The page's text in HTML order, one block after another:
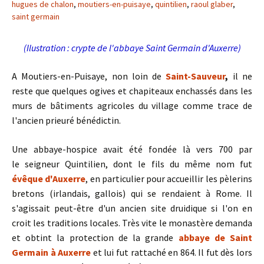
hugues de chalon, moutiers-en-puisaye, quintilien, raoul glaber,
saint germain
(Ilustration : crypte de l'abbaye Saint Germain d'Auxerre)
A Moutiers-en-Puisaye, non loin deSaint-Sauveur, il ne
reste que quelques ogives et chapiteaux enchassés dans les
murs de bâtiments agricoles du village comme trace de
l'ancien prieuré bénédictin.
Une abbaye-hospice avait été fondée là vers 700 par
le seigneur Quintilien, dont le fils du même nom fut
évêque d'Auxerre, en particulier pour accueillir les pèlerins
bretons (irlandais, gallois) qui se rendaient à Rome. Il
s'agissait peut-être d'un ancien site druidique si l'on en
croit les traditions locales. Très vite le monastère demanda
et obtint la protection de la grande abbaye de Saint
Germain à Auxerre et lui fut rattaché en 864. Il fut dès lors